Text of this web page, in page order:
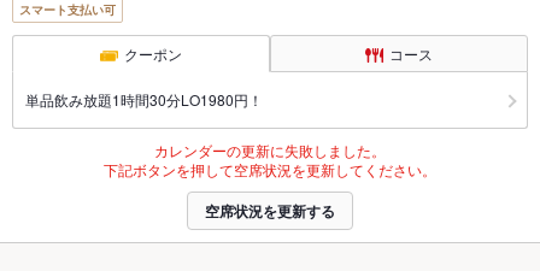
スマート支払い可
クーポン コース
単品飲み放題1時間30分LO1980円！
カレンダーの更新に失敗しました。
下記ボタンを押して空席状況を更新してください。
空席状況を更新する